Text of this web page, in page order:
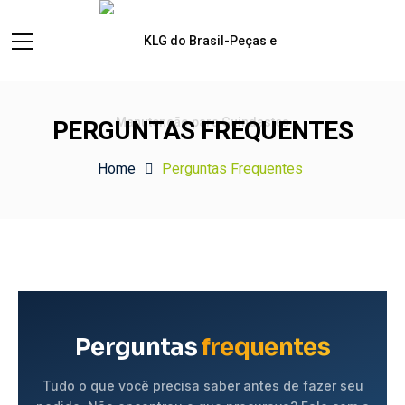
PERGUNTAS FREQUENTES
Home Perguntas Frequentes
Perguntasfrequentes
Tudo o que você precisa saber antes de fazer seu